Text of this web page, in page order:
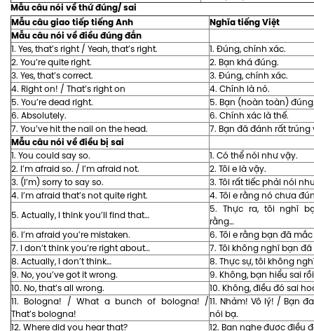
Mẫu câu nói về thứ đúng/ sai
Mẫu câu giao tiếp tiếng Anh
Nghĩa tiếng Việt
Mẫu câu nói về điều đúng đắn
1. Yes, that’s right / Yeah, that’s right.
1. Đúng, chính xác.
2. You’re quite right.
2. Bạn khá đúng.
3. Yes, that’s correct.
3. Đúng, chính xác.
4. Right on! / That’s right on
4. Chính là nó.
5. You’re dead right.
5. Bạn (hoàn toàn)
6. Absolutely.
6. Chính xác là thế.
7. You’ve hit the nail on the head.
7. Bạn đã đánh rất trúng
Mẫu câu nói về điều bị sai
1. You could say so.
1. Có thể nói như vậy.
2. I’m afraid so. / I’m afraid not.
2. Tôi e là vậy.
3. (I’m) sorry to say so.
3. Tôi rất tiếc phải nói
4. I’m afraid that’s not quite right.
4. Tôi e rằng nó chưa
5. Actually, I think you’ll find that…
5. Thực ra, tôi nghĩ
rằng…
6. I’m afraid you’re mistaken.
6. Tôi e rằng bạn đã
7. I don’t think you’re right about…
7. Tôi không nghĩ bạn
8. Actually, I don’t think…
8. Thực sự, tôi không
9. No, you’ve got it wrong.
9. Không, bạn hiểu sai
10. No, that’s all wrong.
10. Không, điều đó sai
11. Bologna! / What a bunch of bologna! /
That’s bologna!
11. Nhảm! Vô lý! / Bạn
nói bạ.
12. Where did you hear that?
12. Bạn nghe được điều